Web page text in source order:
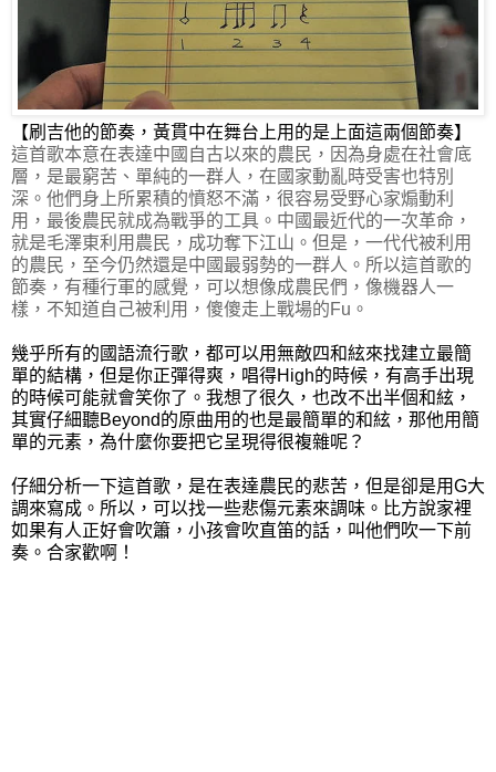
【刷吉他的節奏，黃貫中在舞台上用的是上面這兩個節奏】
這首歌本意在表達中國自古以來的農民，因為身處在社會底
層， 是最窮苦、單純的一群人， 在國家動亂時受害也特別
深。他們身上所累積的憤怒不滿，很容易受野心家煽動利
用，最後農民就成為戰爭的工具。中國最近代的一次革命，
就是毛澤東利用農民，成功奪下江山。但是，一代代被利用
的農民，至今仍然還是中國最弱勢的一群人。所以這首歌的
節奏，有種行軍的感覺，可以想像成農民們，像機器人一
樣，不知道自己被利用，傻傻走上戰場的Fu。
幾乎所有的國語流行歌，都可以用無敵四和絃來找建立最簡
單的結構，但是你正彈得爽，唱得High的時候，有高手出現
的時候可能就會笑你了。 我想了很久，也改不出半個和絃，
其實仔細聽Beyond的原曲用的也是最簡單的和絃，那他用簡
單的元素，為什麼你要把它呈現得很複雜呢？
仔細分析一下這首歌，是在表達農民的悲苦，但是卻是用G大
調來寫成。所以，可以找一些悲傷元素來調味。比方說家裡
如果有人正好會吹簫，小孩會吹直笛的話，叫他們吹一下前
奏。合家歡啊！